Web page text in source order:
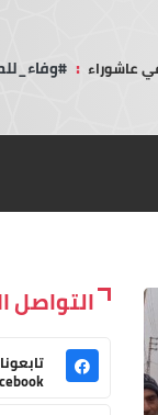
عاشوراء :
التواصل